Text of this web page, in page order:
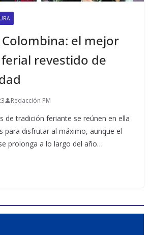
Colombina: el mejor
revestido de
Redacción PM
de tradición feriante se reúnen en ella
para disfrutar al máximo, aunque el
prolonga a lo largo del año…